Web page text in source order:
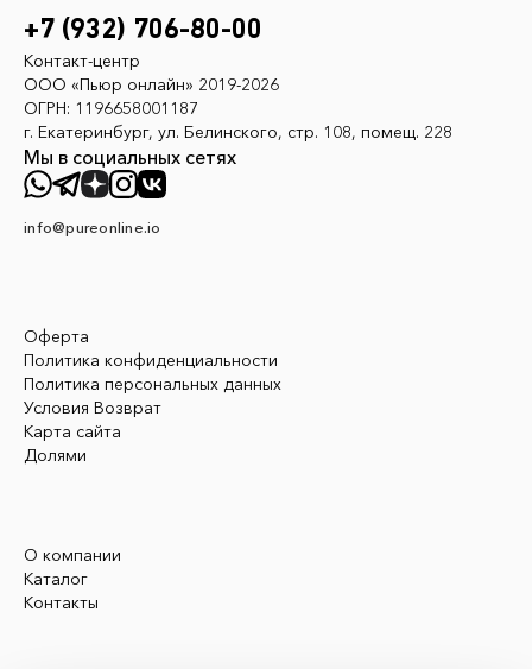
Оферта
Политика конфиденциальности
Политика персональных данных
Условия Возврат
Карта сайта
Долями
О компании
Каталог
Контакты
Мы в социальных сетях
info@pureonline.io
+7 (932) 706-80-00
Контакт-центр
ООО «Пьюр онлайн» 2019-2026
ОГРН: 1196658001187
г. Екатеринбург, ул. Белинского, стр. 108, помещ. 228